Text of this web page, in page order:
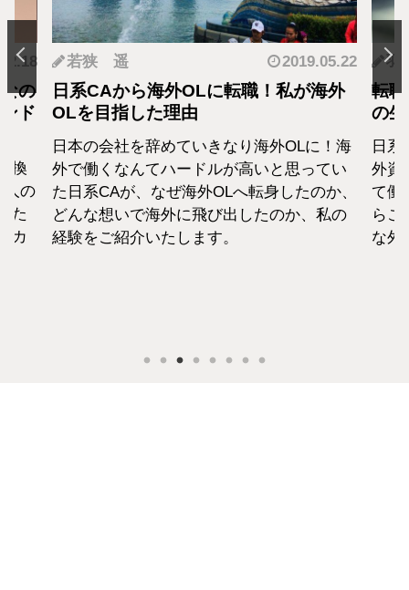
の
ド
換
人の
た
カ
若狭 遥 2019.05.22
日系CAから海外OLに転職！私が海外
OLを目指した理由
日本の会社を辞めていきなり海外OLに！海
外で働くなんてハードルが高いと思ってい
た日系CAが、なぜ海外OLへ転身したのか、
どんな想いで海外に飛び出したのか、私の
経験をご紹介いたします。
羽
転
の
日
外資
て働
らこ
な外